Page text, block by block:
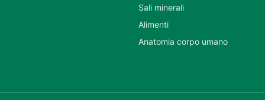
Sali minerali
Alimenti
Anatomia corpo umano